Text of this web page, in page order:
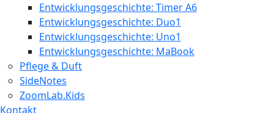
Entwicklungsgeschichte: Timer A6
Entwicklungsgeschichte: Duo1
Entwicklungsgeschichte: Uno1
Entwicklungsgeschichte: MaBook
Pflege & Duft
SideNotes
ZoomLab.Kids
Kontakt